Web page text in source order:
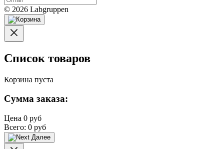
© 2026 Labgruppen
Список товаров
Корзина пуста
Сумма заказа:
Цена 0 руб
Всего: 0 руб
Далее